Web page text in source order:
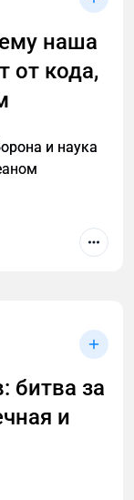
наша
от кода,
и наука
битва за
и